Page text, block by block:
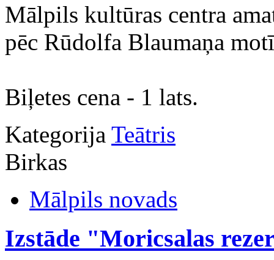
Mālpils kultūras centra
pēc Rūdolfa Blaumaņa
Biļetes cena - 1 lats.
Kategorija Teātris
Birkas
Mālpils novads
Izstāde "Moricsalas